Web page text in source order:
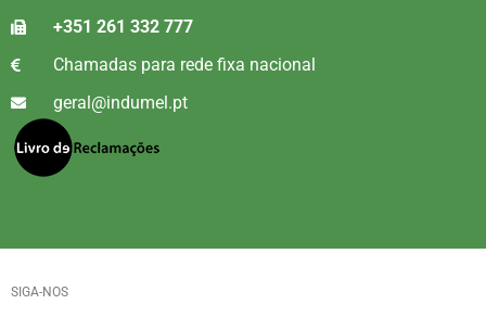
+351 261 332 777
Chamadas para rede fixa nacional
geral@indumel.pt
SIGA-NOS